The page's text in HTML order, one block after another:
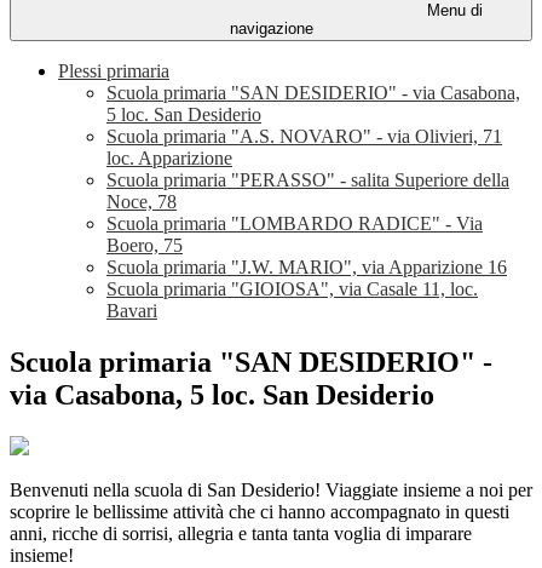
Menu di
navigazione
Plessi primaria
Scuola primaria "SAN DESIDERIO" - via Casabona,
5 loc. San Desiderio
Scuola primaria "A.S. NOVARO" - via Olivieri, 71
loc. Apparizione
Scuola primaria "PERASSO" - salita Superiore della
Noce, 78
Scuola primaria "LOMBARDO RADICE" - Via
Boero, 75
Scuola primaria "J.W. MARIO", via Apparizione 16
Scuola primaria "GIOIOSA", via Casale 11, loc.
Bavari
Scuola primaria "SAN DESIDERIO" -
via Casabona, 5 loc. San Desiderio
Benvenuti nella scuola di San Desiderio! Viaggiate insieme a noi per
scoprire le bellissime attività che ci hanno accompagnato in questi
anni, ricche di sorrisi, allegria e tanta tanta voglia di imparare
insieme!